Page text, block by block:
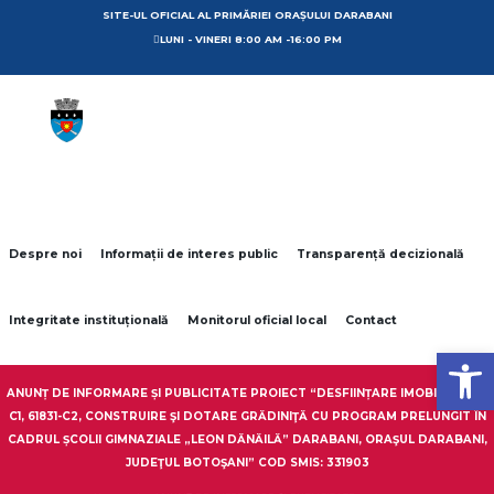
SITE-UL OFICIAL AL PRIMĂRIEI ORAȘULUI DARABANI
LUNI - VINERI 8:00 AM -16:00 PM
Despre noi Informații de interes public Transparență decizională
Integritate instituțională Monitorul oficial local Contact
ANUNȚ DE INFORMARE ȘI PUBLICITATE PROIECT “DESFIINȚARE IMOBILE 61831-
C1, 61831-C2, CONSTRUIRE ŞI DOTARE GRĂDINIŢĂ CU PROGRAM PRELUNGIT ÎN
CADRUL ȘCOLII GIMNAZIALE „LEON DĂNĂILĂ” DARABANI, ORAŞUL DARABANI,
JUDEŢUL BOTOŞANI” COD SMIS: 331903
Open toolbar